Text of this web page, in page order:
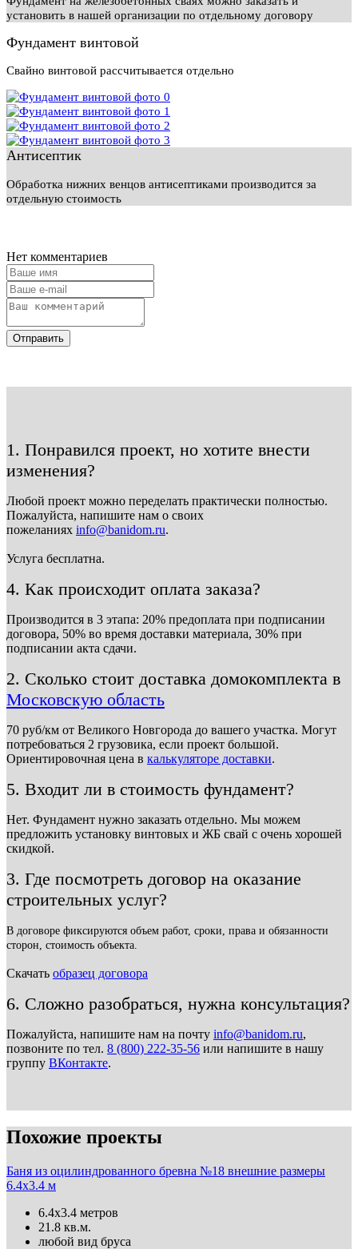
установить в нашей организации по отдельному договору
Фундамент винтовой
Свайно винтовой рассчитывается отдельно
Антисептик
Обработка нижних венцов антисептиками производится за
отдельную стоимость
Нет комментариев
Отправить
1. Понравился проект, но хотите внести
изменения?
Любой проект можно переделать практически полностью.
Пожалуйста, напишите нам о своих
пожеланиях info@banidom.ru.
Услуга бесплатна.
4. Как происходит оплата заказа?
Производится в 3 этапа: 20% предоплата при подписании
договора, 50% во время доставки материала, 30% при
подписании акта сдачи.
2. Сколько стоит доставка домокомплекта в
Московскую область
70 руб/км от Великого Новгорода до вашего участка. Могут
потребоваться 2 грузовика, если проект большой.
Ориентировочная цена в калькуляторе доставки.
5. Входит ли в стоимость фундамент?
Нет. Фундамент нужно заказать отдельно. Мы можем
предложить установку винтовых и ЖБ свай с очень хорошей
скидкой.
3. Где посмотреть договор на оказание
строительных услуг?
В договоре фиксируются объем работ, сроки, права и обязанности
сторон, стоимость объекта.
Скачать образец договора
6. Сложно разобраться, нужна консультация?
Пожалуйста, напишите нам на почту info@banidom.ru,
позвоните по тел. 8 (800) 222-35-56 или напишите в нашу
группу ВКонтакте.
Похожие проекты
Баня из оцилиндрованного бревна №18 внешние размеры
6.4х3.4 м
6.4х3.4 метров
21.8 кв.м.
любой вид бруса